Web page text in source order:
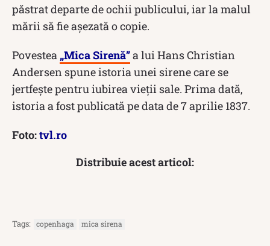
păstrat departe de ochii publicului, iar la malul
mării să fie așezată o copie.
Povestea „Mica Sirenă”a lui Hans Christian
Andersen spune istoria unei sirene care se
jertfește pentru iubirea vieții sale. Prima dată,
istoria a fost publicată pe data de 7 aprilie 1837.
Foto:tvl.ro
Distribuie acest articol:
Tags: copenhaga mica sirena